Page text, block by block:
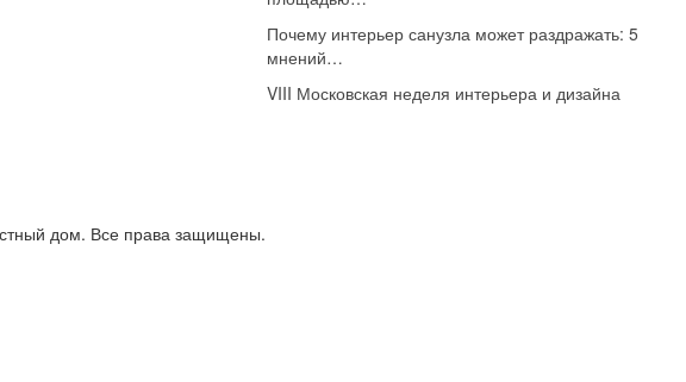
Почему интерьер санузла может раздражать: 5
мнений…
VIII Московская неделя интерьера и дизайна
дом. Все права защищены.